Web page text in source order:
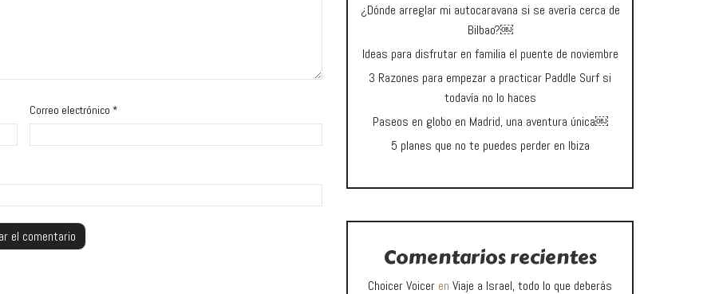
Correo electrónico *
¿Dónde arreglar mi autocaravana si se avería cerca de
Bilbao?￼
Ideas para disfrutar en familia el puente de noviembre
3 Razones para empezar a practicar Paddle Surf si
todavía no lo haces
Paseos en globo en Madrid, una aventura única￼
5 planes que no te puedes perder en Ibiza
Comentarios recientes
Choicer Voicer en Viaje a Israel, todo lo que deberás